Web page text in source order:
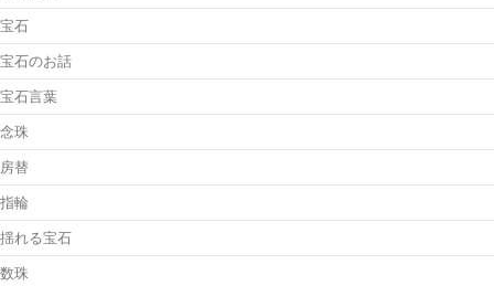
宝石
宝石のお話
宝石言葉
念珠
房替
指輪
揺れる宝石
数珠